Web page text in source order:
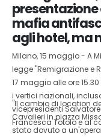
presentazione
mafia
agli hotel, ma
Milano, 15 maggio - A
legge "Remigrazione e
17 maggio alle ore
i vertici nazionali,
vicepresidenti
Francesca Totolo e al
"Il cambio di location
Cavalieri in piazza
stato dovuto a